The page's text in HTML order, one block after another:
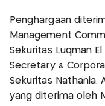
Penghargaan
Management
Sekuritas Luqman
Secretary &
Sekuritas Nathania.
yang diterima oleh